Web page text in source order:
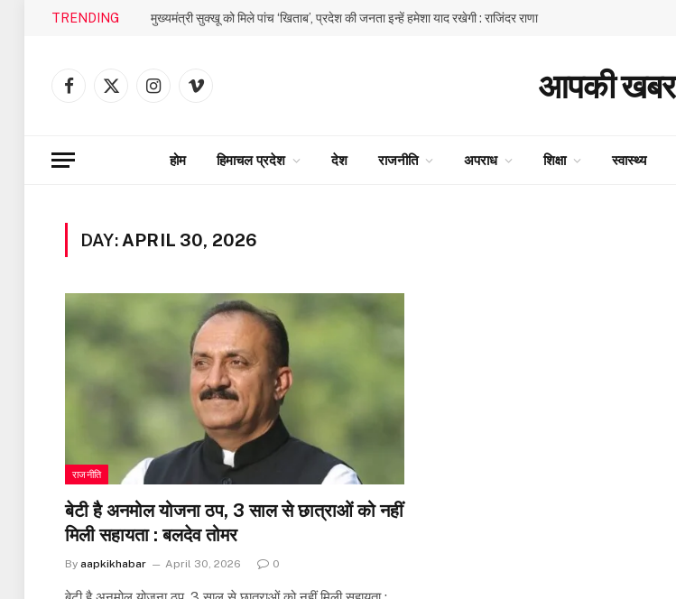
TRENDING मुख्यमंत्री सुक्खू को मिले पांच ‘खिताब’, प्रदेश की जनता इन्हें हमेशा याद रखेगी : राजिंदर राणा
Facebook
X
InstagramVimeo आपकी खबर
होम हिमाचल प्रदेश देश राजनीति अपराध शिक्षा स्वास्थ्य
DAY: APRIL 30, 2026
राजनीति
बेटी है अनमोल योजना ठप, 3 साल से छात्राओं को नहीं
मिली सहायता : बलदेव तोमर
By aapkikhabar April 30, 2026 0